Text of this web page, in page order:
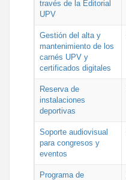
través de la Editorial
UPV
Gestión del alta y
mantenimiento de los
carnés UPV y
certificados digitales
Reserva de
instalaciones
deportivas
Soporte audiovisual
para congresos y
eventos
Programa de